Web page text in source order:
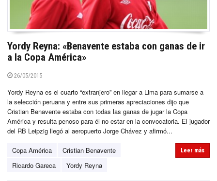
Yordy Reyna: «Benavente estaba con ganas de ir
a la Copa América»
26/05/2015
Yordy Reyna es el cuarto “extranjero” en llegar a Lima para sumarse a
la selección peruana y entre sus primeras apreciaciones dijo que
Cristian Benavente estaba con todas las ganas de jugar la Copa
América y resulta penoso para él no estar en la convocatoria. El jugador
del RB Leipzig llegó al aeropuerto Jorge Chávez y afirmó...
Copa América
Cristian Benavente
Ricardo Gareca
Yordy Reyna
Leer más